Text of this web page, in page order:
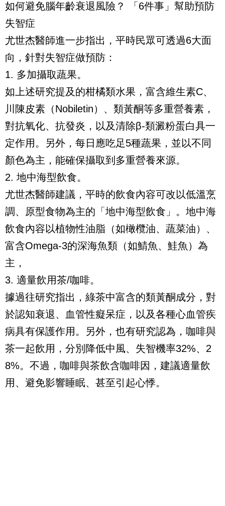
如何避免腦年齡衰退風險？ 「6件事」幫助預防
失智症
尤世杰醫師進一步指出，平時民眾可透過6大面
向，針對失智症做預防：
1. 多加攝取蔬果。
如上述研究提及的柑橘類水果，富含維生素C、
川陳皮素（Nobiletin）、類黃酮等多重營養素，
對抗氧化、抗發炎，以及清除β-類澱粉蛋白具一
定作用。另外，每日應吃足5種蔬果，並以不同
顏色為主，能確保攝取到多重營養來源。
2. 地中海型飲食。
尤世杰醫師建議，平時的飲食內容可改以低溫烹
調、原型食物為主的「地中海型飲食」。地中海
飲食內容以植物性油脂（如橄欖油、蔬菜油）、
富含Omega-3的深海魚類（如鯖魚、鮭魚）為
主，
3. 適量飲用茶/咖啡。
據過往研究指出，綠茶中富含的類黃酮成分，對
於認知衰退、血管性癡呆症，以及各種心血管疾
病具有保護作用。另外，也有研究認為，咖啡與
茶一起飲用，分別降低中風、失智機率32%、2
8%。不過，咖啡與茶飲含咖啡因，建議適量飲
用、避免影響睡眠、甚至引起心悸。